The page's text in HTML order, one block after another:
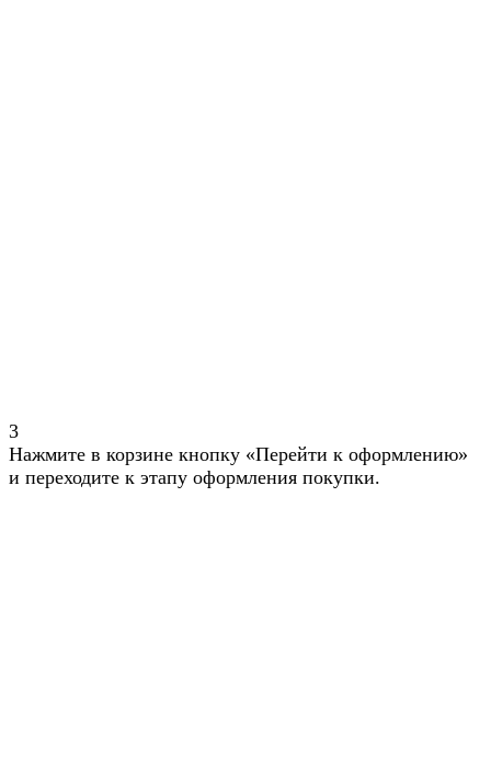
3
Нажмите в корзине кнопку «Перейти к оформлению»
и переходите к этапу оформления покупки.